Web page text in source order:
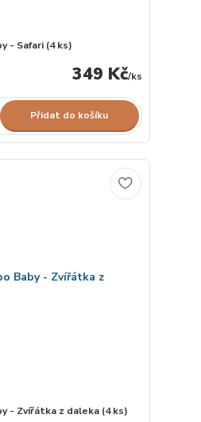
- Safari (4 ks)
349 Kč/ks
Přidat do košíku
- Zvířátka z daleka (4 ks)